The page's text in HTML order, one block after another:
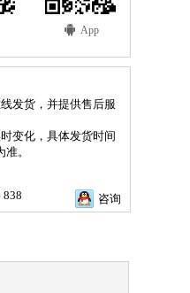
App
发货，并提供售后服
变化，具体发货时间
。
838
咨询